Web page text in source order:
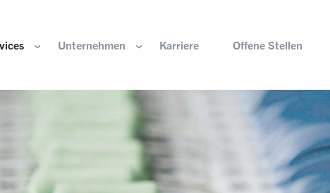
Komponenten für die Wasserstoffwirtschaft
Komponenten für konventionellen Antriebsstrang
Unternehmen
Gremien
HOERBIGER Stiftung
HOERBIGER Jahrbuch
Karriere Offene Stellen